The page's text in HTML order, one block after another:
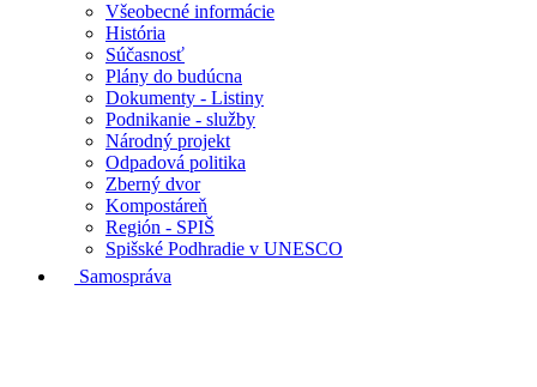
Všeobecné informácie
História
Súčasnosť
Plány do budúcna
Dokumenty - Listiny
Podnikanie - služby
Národný projekt
Odpadová politika
Zberný dvor
Kompostáreň
Región - SPIŠ
Spišské Podhradie v UNESCO
Samospráva